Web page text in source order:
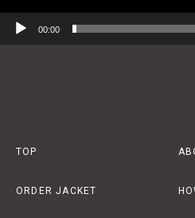
00:00
TOP
ORDER JACKET